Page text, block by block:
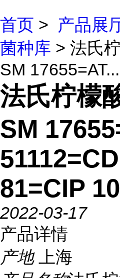
首页 > 产品展
菌种库 > 法氏
SM 17655=AT...
法氏柠檬
SM
81=CIP
2022-03-17
产品详情
产地
上海